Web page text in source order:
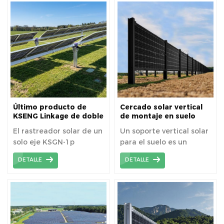
la generación de energía
fotovoltaica.
especialmente durante
la mañana y la tarde. Es
una solución que
optimiza el espacio y
combina funcionalidad y
estética, ideal tanto
para uso residencial
como comercial.
instalaciones solares a
gran escala.
Último producto de
KSENG Linkage de doble
El rastreador solar de un
solo eje KSGN-1p
implementa la
arquitectura de
independientemente
por su propio motor con
DETALLE
Cercado solar vertical
de montaje en suelo
Un soporte vertical solar
para el suelo es un
sistema de montaje
diseñado para sujetar de
solares en orientación
vertical en el suelo. Este
tipo de solución de
montaje es
DETALLE